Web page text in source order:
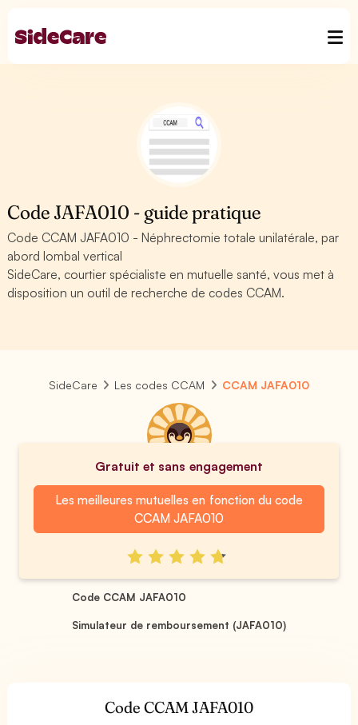
Code JAFA010 - guide pratique
Code CCAM JAFA010 - Néphrectomie totale unilatérale, par
abord lombal vertical
SideCare, courtier spécialiste en mutuelle santé, vous met à
disposition un outil de recherche de codes CCAM.
SideCare Les codes CCAM CCAM JAFA010
Gratuit et sans engagement
Les meilleures mutuelles en fonction du code
CCAM JAFA010
Code CCAM JAFA010
Simulateur de remboursement (JAFA010)
Code CCAM JAFA010